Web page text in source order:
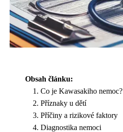
Obsah článku:
Co je Kawasakiho nemoc?
Příznaky u dětí
Příčiny a rizikové faktory
Diagnostika nemoci